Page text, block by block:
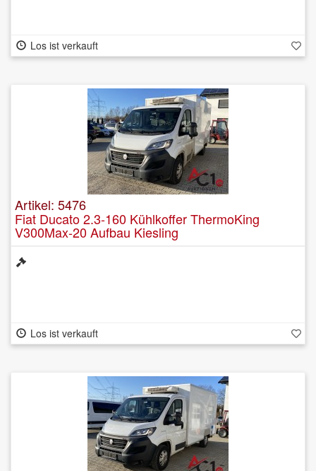
Los ist verkauft
Artikel: 5476
Fiat Ducato 2.3-160 Kühlkoffer ThermoKing
V300Max-20 Aufbau Kiesling
Los ist verkauft